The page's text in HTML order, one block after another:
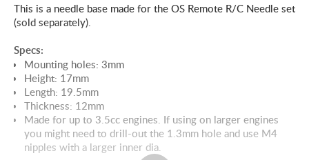
This is a needle base made for the OS Remote R/C Needle set
(sold separately).
Specs:
Mounting holes: 3mm
Height: 17mm
Length: 19.5mm
Thickness: 12mm
Made for up to 3.5cc engines. If using on larger engines
you might need to drill-out the 1.3mm hole and use M4
nipples with a larger inner dia.